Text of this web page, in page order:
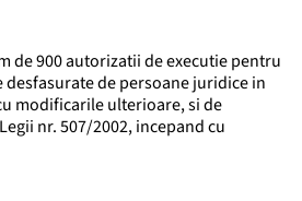
de 900 autorizatii de executie pentru
de persoane juridice in
modificarile ulterioare, si de
nr. 507/2002, incepand cu